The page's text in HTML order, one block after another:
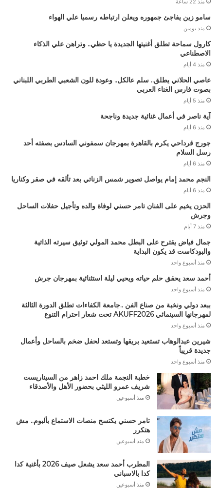
منذ 22 ساعة
سامو زين يفاجئ جمهوره ويعلن ارتباطه رسميا علي الهواء
منذ يومين
كارول سماحة تطلق أغنيتها الجديدة يا حظي.. وتراهن علي الذكاء
الاصطناعي
منذ 4 أيام
عاصي الحلاني يطلق.. سلم عالكل.. وعودة للون الشعبي الطربي اللبناني
بصوت فارس الغناء العربي
منذ 5 أيام
آية ناصر في أعمال غنائية جديدة وناجحة
منذ 6 أيام
جورج قرداحي يكرم بالقاهرة بمهرجان سمفوني السادس بصفته أحد
رسل السلام
منذ 6 أيام
النجم محمد إمام يواصل تصوير شمس الزناتي بعد تألقه في صقر وكناريا
منذ 6 أيام
الحزن يخيم على الفنان تامر حسني لوفاة والده وتأجيل حفلات الساحل
وجرش
منذ 7 أيام
جمال فياض يقترح على البطل محمد المولي توثيق سيرته الذاتية
والبودكاست قد يكون البداية
منذ أسبوع واحد
أحمد سعد يحقق حلم حياته ويحيي ليلة استثنائية بمهرجان جرش
منذ أسبوع واحد
ببعد دولي ونخبة من صناع الفن ..جامعة الكفاءات تطلق الدورة الثالثة
لمهرجانها السينمائي AKUFF2026 تحت شعار احترام التنوع
منذ أسبوع واحد
شيرين عبدالوهاب تستعيد بريقها وتستعد لحفل ضخم بالساحل وأعمال
جديدة قريباً
منذ أسبوع واحد
خطبة النجمة ملك احمد زاهر من السيناريست
شريف عمرو الليثي بحضور الأهل والأصدقاء
منذ أسبوعين
تامر حسني يكتسح منصات الاستماع بألبوم.. مش
هتكرر
منذ أسبوعين
المطرب أحمد سعد يشعل صيف 2026 بأغنية كدا
كدا بالاسباني
منذ أسبوعين